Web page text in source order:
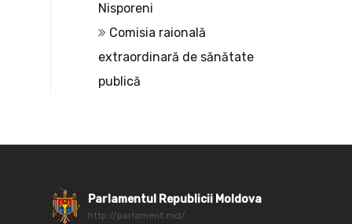
Nisporeni
Comisia raională
extraordinară de sănătate
publică
Parlamentul Republicii Moldova
http://parlament.md/